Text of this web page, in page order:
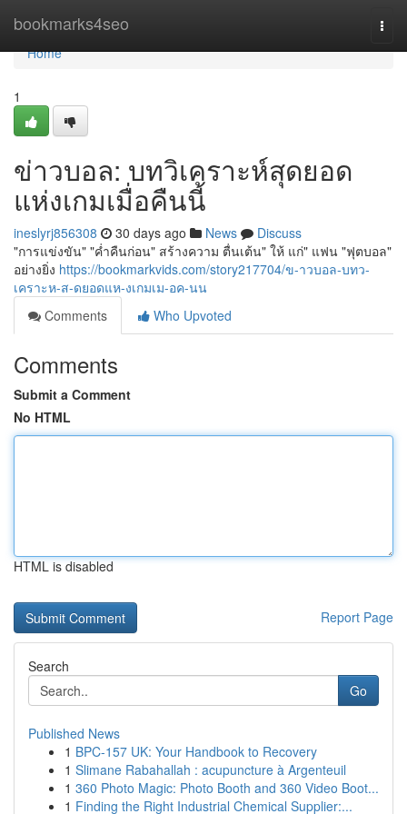
bookmarks4seo
Home
Home
1
ข่าวบอล: บทวิเคราะห์สุดยอด
แห่งเกมเมื่อคืนนี้
ineslyrj856308 30 days ago News
Discuss
"การแข่งขัน" "ค่ำคืนก่อน" สร้างความ ตื่นเต้น" ให้ แก่" แฟน "ฟุตบอล"
อย่างยิ่ง https://bookmarkvids.com/story217704/ข-าวบอล-บทว-
เคราะห-ส-ดยอดแห-งเกมเม-อค-นน
Comments
Who Upvoted
Comments
Submit a Comment
No HTML
HTML is disabled
Report Page
Search
Go
Published News
1 BPC-157 UK: Your Handbook to Recovery
1 Slimane Rabahallah : acupuncture à Argenteuil
1 360 Photo Magic: Photo Booth and 360 Video Boot...
1 Finding the Right Industrial Chemical Supplier:...